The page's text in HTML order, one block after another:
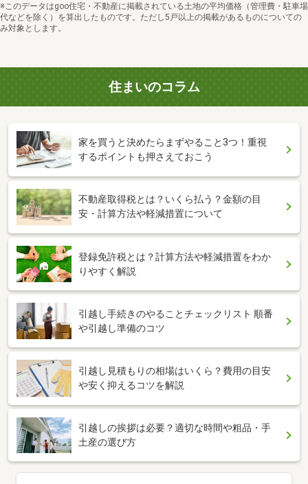
※このデータはgoo住宅・不動産に掲載されている土地の平均価格（管理費・駐車場
代などを除く）を算出したものです。ただし5戸以上の掲載があるものについての
み対象とします。
住まいのコラム
家を買うと決めたらまずやること3つ！重視
するポイントも押さえておこう
不動産取得税とは？いくら払う？金額の目
安・計算方法や軽減措置について
登録免許税とは？計算方法や軽減措置をわか
りやすく解説
引越し手続きのやることチェックリスト 順番
や引越し準備のコツ
引越し見積もりの相場はいくら？費用の目安
や安く抑えるコツを解説
引越しの挨拶は必要？適切な時間や粗品・手
土産の選び方